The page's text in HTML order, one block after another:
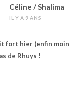
Céline / Shalima
IL Y A 9 ANS
fort hier (enfin
de Rhuys !